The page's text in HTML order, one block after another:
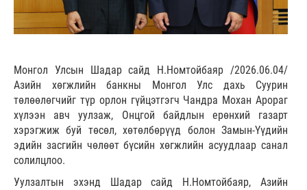
Монгол Улсын Шадар сайд Н.Номтойбаяр /2026.06.04/
Азийн хөгжлийн банкны Монгол Улс дахь Суурин
төлөөлөгчийг түр орлон гүйцэтгэгч Чандра Мохан Арораг
хүлээн авч уулзаж, Онцгой байдлын ерөнхий газарт
хэрэгжиж буй төсөл, хөтөлбөрүүд болон Замын-Үүдийн
эдийн засгийн чөлөөт бүсийн хөгжлийн асуудлаар санал
солилцлоо.
Уулзалтын эхэнд Шадар сайд Н.Номтойбаяр, Азийн